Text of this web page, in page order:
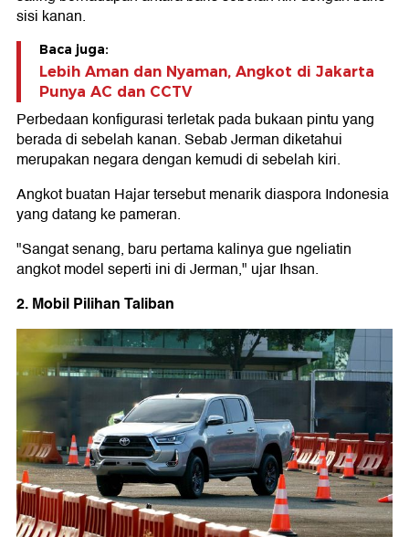
sisi kanan.
Baca juga:
Lebih Aman dan Nyaman, Angkot di Jakarta
Punya AC dan CCTV
Perbedaan konfigurasi terletak pada bukaan pintu yang
berada di sebelah kanan. Sebab Jerman diketahui
merupakan negara dengan kemudi di sebelah kiri.
Angkot buatan Hajar tersebut menarik diaspora Indonesia
yang datang ke pameran.
"Sangat senang, baru pertama kalinya gue ngeliatin
angkot model seperti ini di Jerman," ujar Ihsan.
2. Mobil Pilihan Taliban